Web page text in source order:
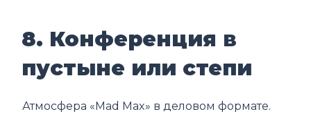
8. Конференция в
пустыне или степи
Атмосфера «Mad Max» в деловом формате.